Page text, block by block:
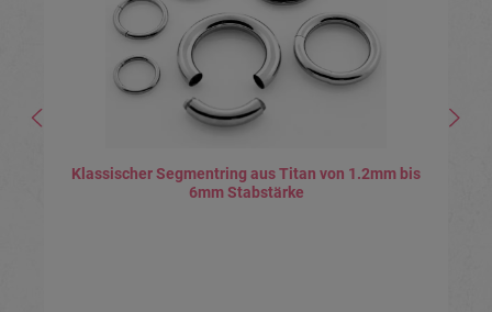
Klassischer Segmentring aus Titan von 1.2mm bis
6mm Stabstärke